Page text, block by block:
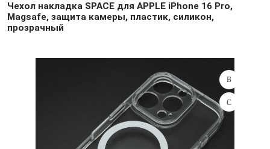
Чехол накладка SPACE для APPLE iPhone 16 Pro,
Magsafe, защита камеры, пластик, силикон,
прозрачный